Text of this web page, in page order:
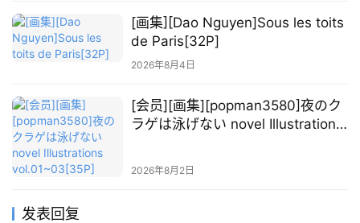
[画集][Dao Nguyen]Sous les toits
de Paris[32P]
2026年8月4日
[会员][画集][popman3580]夜のク
ラゲは泳げない novel Illustrations
2026年8月2日
发表回复